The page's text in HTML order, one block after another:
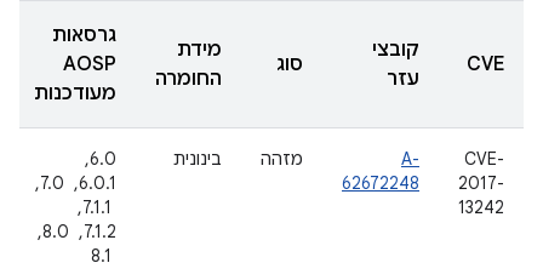
CVE
קובצי
עזר
סוג
מידת
החומרה
גרסאות
AOSP
מעודכנות
CVE-
2017-
13242
A-
62672248
מזהה בינונית
6.0, ‏
6.0.1, ‏ 7.0,
‏ 7.1.1, ‏
7.1.2, ‏ 8.0,